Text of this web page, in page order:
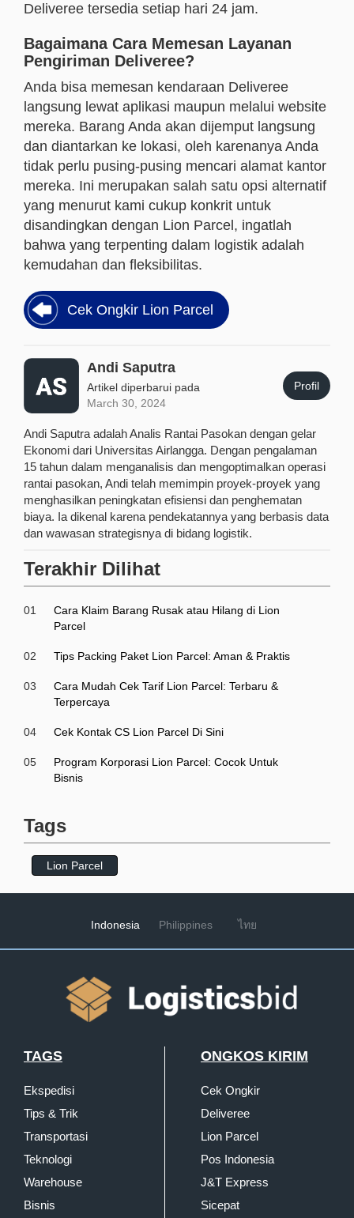
Deliveree tersedia setiap hari 24 jam.
Bagaimana Cara Memesan Layanan
Pengiriman Deliveree?
Anda bisa memesan kendaraan Deliveree
langsung lewat aplikasi maupun melalui website
mereka. Barang Anda akan dijemput langsung
dan diantarkan ke lokasi, oleh karenanya Anda
tidak perlu pusing-pusing mencari alamat kantor
mereka. Ini merupakan salah satu opsi alternatif
yang menurut kami cukup konkrit untuk
disandingkan dengan Lion Parcel, ingatlah
bahwa yang terpenting dalam logistik adalah
kemudahan dan fleksibilitas.
Cek Ongkir Lion Parcel
Andi Saputra
Artikel diperbarui pada
March 30, 2024
Profil
Andi Saputra adalah Analis Rantai Pasokan dengan gelar
Ekonomi dari Universitas Airlangga. Dengan pengalaman
15 tahun dalam menganalisis dan mengoptimalkan operasi
rantai pasokan, Andi telah memimpin proyek-proyek yang
menghasilkan peningkatan efisiensi dan penghematan
biaya. Ia dikenal karena pendekatannya yang berbasis data
dan wawasan strategisnya di bidang logistik.
Terakhir Dilihat
01
Cara Klaim Barang Rusak atau Hilang di Lion
Parcel
02 Tips Packing Paket Lion Parcel: Aman & Praktis
03
Cara Mudah Cek Tarif Lion Parcel: Terbaru &
Terpercaya
04 Cek Kontak CS Lion Parcel Di Sini
05
Program Korporasi Lion Parcel: Cocok Untuk
Bisnis
Tags
Lion Parcel
Indonesia Philippines ไทย
TAGS
Ekspedisi
Tips & Trik
Transportasi
Teknologi
Warehouse
Bisnis
ONGKOS KIRIM
Cek Ongkir
Deliveree
Lion Parcel
Pos Indonesia
J&T Express
Sicepat